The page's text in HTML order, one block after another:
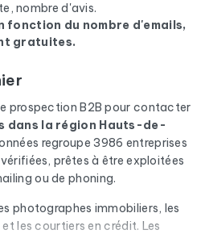
nombre d'avis.
fonction du nombre d'emails,
gratuites.
prospection B2B pour contacter
dans la région Hauts-de-
regroupe 3986 entreprises
prêtes à être exploitées
ou de phoning.
photographes immobiliers, les
les courtiers en crédit. Les